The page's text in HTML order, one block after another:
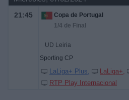
21:45
Copa de Portugal
1/4 de Final
UD Leiria
Sporting CP
LaLiga+ Plus LaLiga+
RTP Play Internacional